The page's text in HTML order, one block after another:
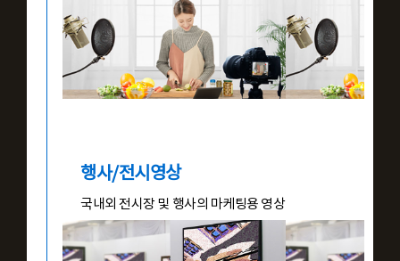
행사/전시영상
국내외 전시장 및 행사의 마케팅용 영상